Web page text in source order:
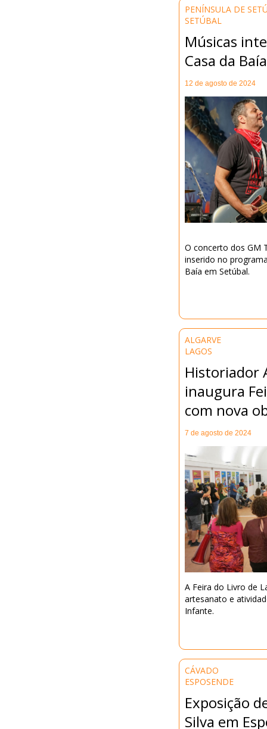
PENÍNSULA DE
SETÚBAL
Músicas
Casa da
12 de agosto de 2024
O concerto dos GM
inserido no
Baía em Setúbal.
ALGARVE
LAGOS
Historiador
inaugura
com nova
7 de agosto de 2024
A Feira do Livro de
artesanato e
Infante.
CÁVADO
ESPOSENDE
Exposição
Silva em